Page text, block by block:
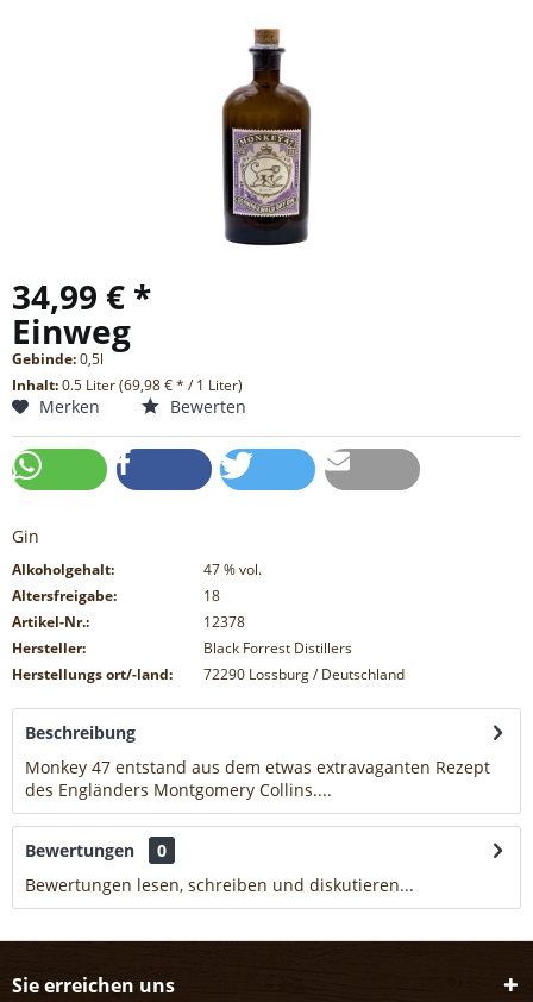
34,99 € *
Einweg
Gebinde:0,5l
Inhalt:0.5 Liter (69,98 € * / 1 Liter)
Merken Bewerten
Gin
Alkoholgehalt: 47% vol.
Altersfreigabe:
18
Artikel-Nr.:
12378
Hersteller:
Black Forrest Distillers
Herstellungs ort/-land:
72290 Lossburg / Deutschland
Beschreibung
Monkey 47 entstand aus dem etwas extravaganten Rezept
des Engländers Montgomery Collins....
Bewertungen
0
Bewertungen lesen, schreiben und diskutieren...
Sie erreichen uns